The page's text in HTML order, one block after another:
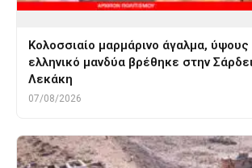
Κολοσσιαίο μαρμάρινο άγαλμα,
ελληνικό μανδύα βρέθηκε στην
Λεκάκη
07/08/2026